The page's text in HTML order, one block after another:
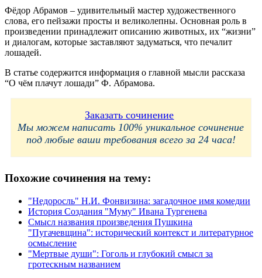
Фёдор Абрамов – удивительный мастер художественного
слова, его пейзажи просты и великолепны. Основная роль в
произведении принадлежит описанию животных, их “жизни”
и диалогам, которые заставляют задуматься, что печалит
лошадей.
В статье содержится информация о главной мысли рассказа
“О чём плачут лошади” Ф. Абрамова.
Заказать сочинение
Мы можем написать 100% уникальное сочинение
под любые ваши требования всего за 24 часа!
Похожие сочинения на тему:
"Недоросль" Н.И. Фонвизина: загадочное имя комедии
История Создания "Муму" Ивана Тургенева
Смысл названия произведения Пушкина
"Пугачевщина": исторический контекст и литературное
осмысление
"Мертвые души": Гоголь и глубокий смысл за
гротескным названием